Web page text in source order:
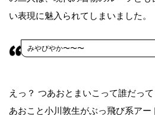
い表現に魅入られてしまいました。
みやびやか〜〜〜
えっ？ つあおとまいこって誰だっ
あおこと小川敦生がぶっ飛び系ア